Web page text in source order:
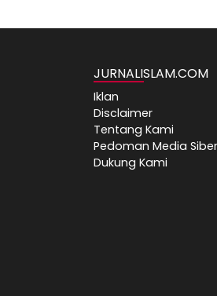
JURNALISLAM.COM
Iklan
Disclaimer
Tentang Kami
Pedoman Media Siber
Dukung Kami